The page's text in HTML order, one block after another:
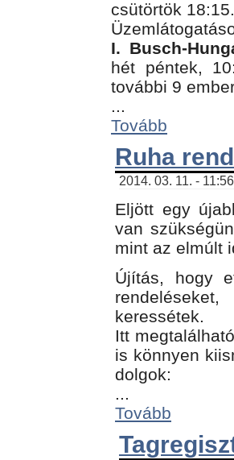
csütörtök 18:15.
I. Busch-
hét péntek,
további 9
...
Tovább
Ruha
2014. 03. 11. -
Eljött egy
van
mint az elmúlt
Újítás, hogy
keressétek.
Itt
is könnyen
dolgok:
...
Tovább